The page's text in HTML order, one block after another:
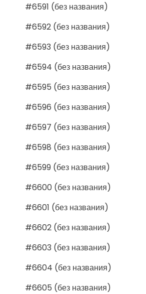
#6591 (без названия)
#6592 (без названия)
#6593 (без названия)
#6594 (без названия)
#6595 (без названия)
#6596 (без названия)
#6597 (без названия)
#6598 (без названия)
#6599 (без названия)
#6600 (без названия)
#6601 (без названия)
#6602 (без названия)
#6603 (без названия)
#6604 (без названия)
#6605 (без названия)